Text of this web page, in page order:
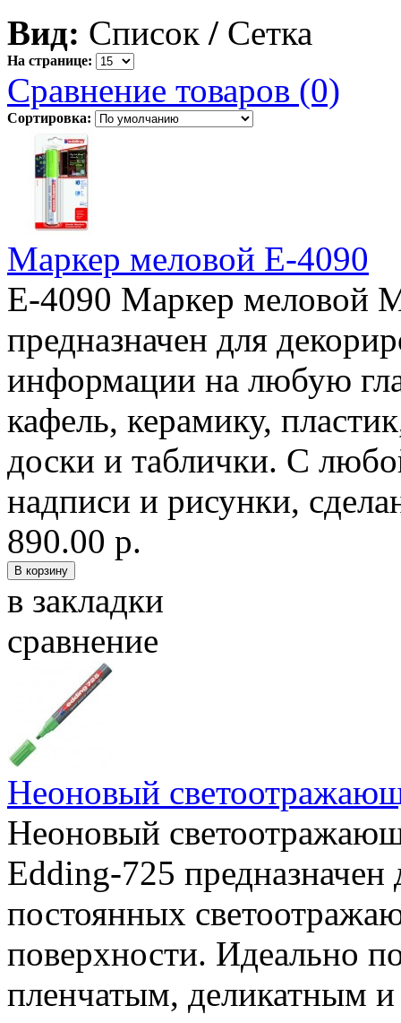
Вид: Список / Сетка
На странице:
Сравнение товаров (0)
Сортировка:
Маркер меловой E-4090
E-4090 Маркер меловой
предназначен для
информации на любую
кафель, керамику,
доски и таблички. С
надписи и рисунки,
890.00 р.
в закладки
сравнение
Неоновый
Неоновый
Edding-725
постоянных
поверхности. Идеально
пленчатым, деликатным